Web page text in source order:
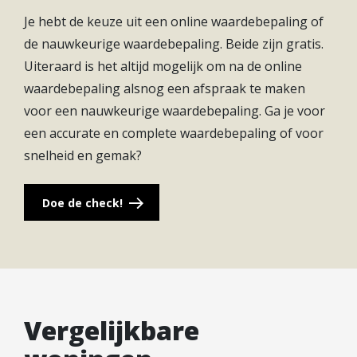
gezamenlijk voedsel verbouwen en de speelheuvels
zijn geschikt voor sport en spel. De watertuin zorgt
voor de nodige verkoeling tijdens zomerse dagen.
Kenmerken BNR K-4-18
– Woonoppervlakte van 70 m2
– Ideale woning voor starters
– Eigen berging van circa 6 m2
– Buitenruimte van circa 19 m2
van je financieringsmogelijkheden. Laat bij een
hypotheekadviseur vrijblijvend een
Je hebt de keuze uit een online waardebepaling of
de nauwkeurige waardebepaling. Beide zijn gratis.
Uiteraard is het altijd mogelijk om na de online
waardebepaling alsnog een afspraak te maken
voor een nauwkeurige waardebepaling. Ga je voor
een accurate en complete waardebepaling of voor
snelheid en gemak?
Doe de check!
Vergelijkbare